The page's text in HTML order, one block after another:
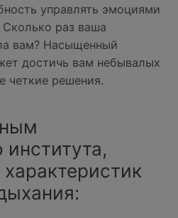
управлять эмоциями
раз ваша
вам? Насыщенный
достичь вам небывалых
четкие решения.
института,